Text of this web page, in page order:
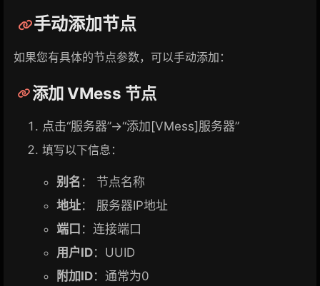
手动添加节点
如果您有具体的节点参数，可以手动添加：
添加 VMess 节点
点击“服务器”→“添加[VMess]服务器”
填写以下信息：
别名 ： 节点名称
地址： 服务器IP地址
端口 ：连接端口
用户ID：UUID
附加ID：通常为0